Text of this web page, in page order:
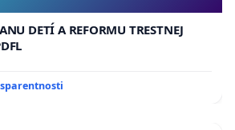
DETÍ A REFORMU TRESTNEJ